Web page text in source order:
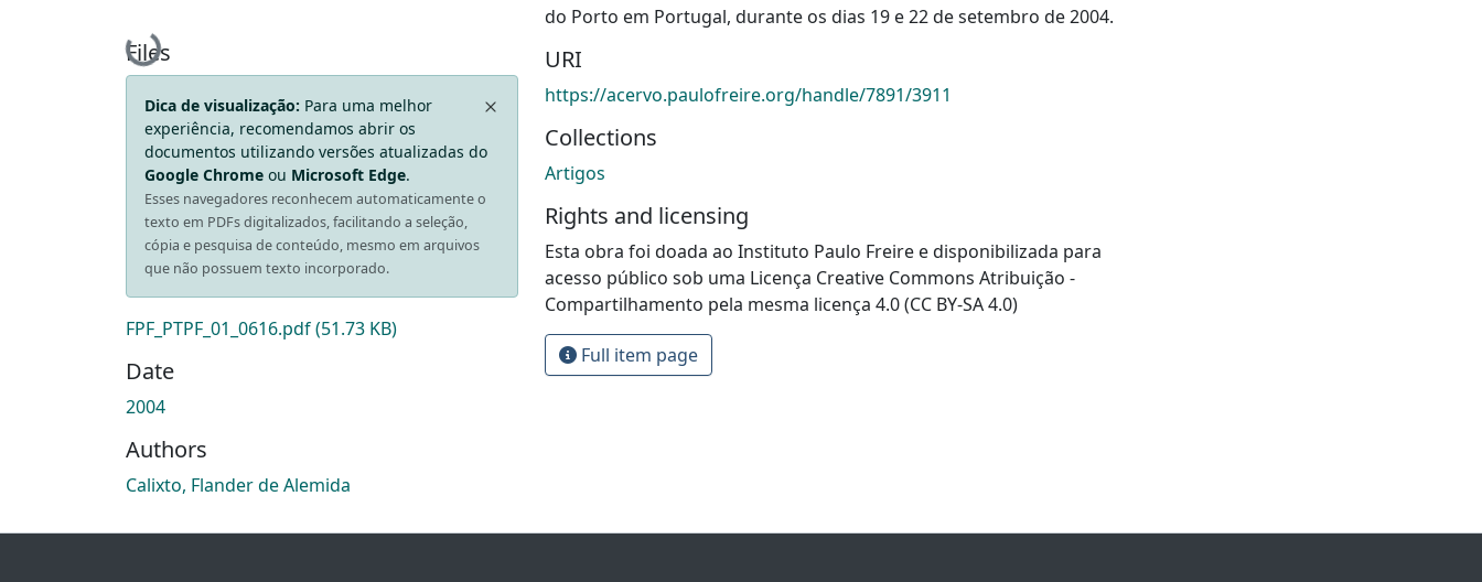
Loading...
Files
Dica de visualização: Para uma melhor
experiência, recomendamos abrir os
documentos utilizando versões atualizadas do
Google Chrome ou Microsoft Edge.
Esses navegadores reconhecem automaticamente o
texto em PDFs digitalizados, facilitando a seleção,
cópia e pesquisa de conteúdo, mesmo em arquivos
que não possuem texto incorporado.
FPF_PTPF_01_0616.pdf(51.73 KB)
Date
2004
Authors
Calixto, Flander de Alemida
do Porto em Portugal, durante os dias 19 e 22 de setembro de 2004.
URI
https://acervo.paulofreire.org/handle/7891/3911
Collections
Artigos
Rights and licensing
Esta obra foi doada ao Instituto Paulo Freire e disponibilizada para
acesso público sob uma Licença Creative Commons Atribuição -
Compartilhamento pela mesma licença 4.0 (CC BY-SA 4.0)
Full item page